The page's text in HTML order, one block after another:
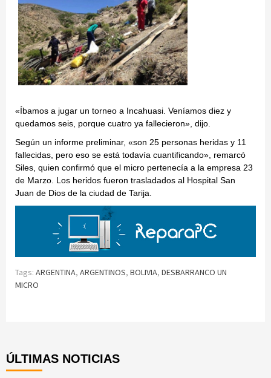
«Íbamos a jugar un torneo a Incahuasi. Veníamos diez y
quedamos seis, porque cuatro ya fallecieron», dijo.
Según un informe preliminar, «son 25 personas heridas y 11
fallecidas, pero eso se está todavía cuantificando», remarcó
Siles, quien confirmó que el micro pertenecía a la empresa 23
de Marzo. Los heridos fueron trasladados al Hospital San
Juan de Dios de la ciudad de Tarija.
Tags: ARGENTINA, ARGENTINOS, BOLIVIA, DESBARRANCO UN
MICRO
ÚLTIMAS NOTICIAS